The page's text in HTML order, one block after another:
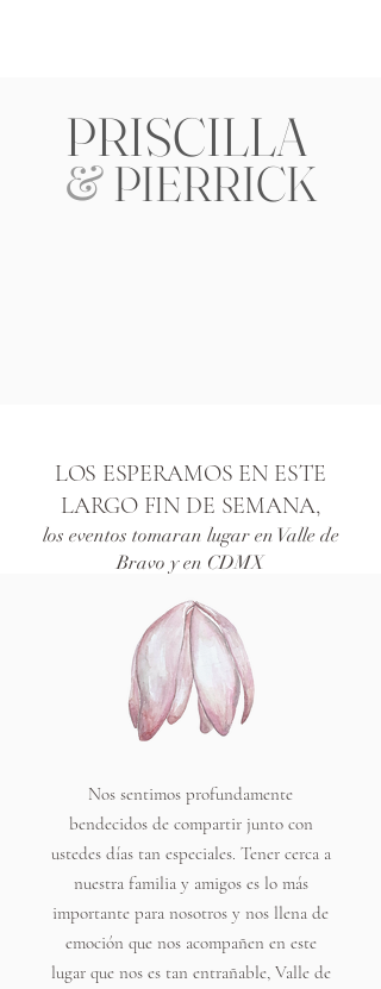
PRISCILLA
& PIERRICK
LOS ESPERAMOS EN ESTE
LARGO FIN DE SEMANA,
los eventos tomaran lugar en Valle de
Bravo y en CDMX
Nos sentimos profundamente
bendecidos de compartir junto con
ustedes días tan especiales. Tener cerca a
nuestra familia y amigos es lo más
importante para nosotros y nos llena de
emoción que nos acompañen en este
lugar que nos es tan entrañable, Valle de